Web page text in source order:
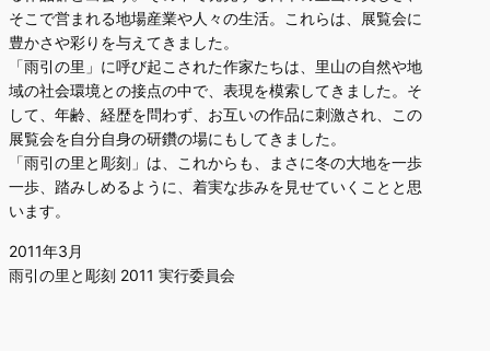
そこで営まれる地場産業や人々の生活。これらは、展覧会に
豊かさや彩りを与えてきました。
「雨引の里」に呼び起こされた作家たちは、里山の自然や地
域の社会環境との接点の中で、表現を模索してきました。そ
して、年齢、経歴を問わず、お互いの作品に刺激され、この
展覧会を自分自身の研鑽の場にもしてきました。
「雨引の里と彫刻」は、これからも、まさに冬の大地を一歩
一歩、踏みしめるように、着実な歩みを見せていくことと思
います。
2011年3月
雨引の里と彫刻 2011 実行委員会